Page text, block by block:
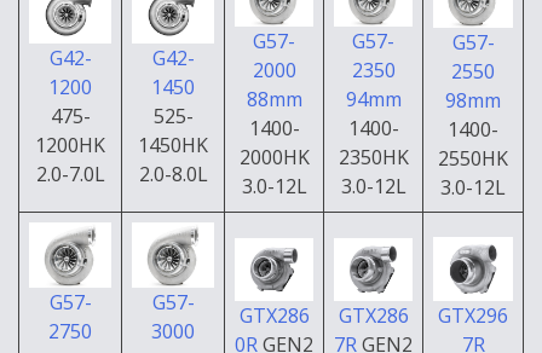
G42-
1200
475-
1200HK
2.0-7.0L
G42-
1450
525-
1450HK
2.0-8.0L
G57-
2000
88mm
1400-
2000HK
3.0-12L
G57-
2350
94mm
1400-
2350HK
3.0-12L
G57-
2550
98mm
1400-
2550HK
3.0-12L
G57-
2750
G57-
3000
GTX286
0RGEN2
GTX286
7RGEN2
GTX296
7R